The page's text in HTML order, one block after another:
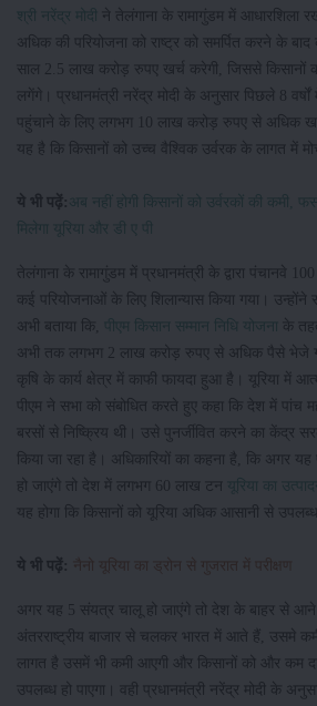
श्री नरेंद्र मोदी ने तेलंगाना के रामागुंडम में
अधिक की परियोजना को राष्ट्र को समर्पित करने के
साल 2.5 लाख करोड़ रुपए खर्च करेगी, जिससे किसानों
लगेंगे। प्रधानमंत्री नरेंद्र मोदी के अनुसार पिछले 8 वर्षों में
पहुंचाने के लिए लगभग 10 लाख करोड़ रुपए से अधिक
यह है कि किसानों को उच्च वैश्विक उर्वरक के लागत में
ये भी पढ़ें:
अब नहीं होगी किसानों को उर्वरकों की कमी,
मिलेगा यूरिया और डी ए पी
तेलंगाना के रामागुंडम में प्रधानमंत्री के द्वारा पंचानवे
कई परियोजनाओं के लिए शिलान्यास किया गया। उन्होंने
अभी बताया कि,
पीएम किसान सम्मान निधि योजना
के
अभी तक लगभग 2 लाख करोड़ रुपए से अधिक पैसे भेजे
कृषि के कार्य क्षेत्र में काफी फायदा हुआ है। यूरिया में
पीएम ने सभा को संबोधित करते हुए कहा कि देश में पांच
बरसों से निष्क्रिय थी। उसे पुनर्जीवित करने का केंद्र
किया जा रहा है। अधिकारियों का कहना है, कि अगर
हो जाएंगे तो देश में लगभग 60 लाख टन यूरिया का
यह होगा कि किसानों को यूरिया अधिक आसानी से उपलब्ध
ये भी पढ़ें: नैनो यूरिया का ड्रोन से गुजरात में परीक्षण
अगर यह 5 संयत्र चालू हो जाएंगे तो देश के बाहर से आने
अंतरराष्ट्रीय बाजार से चलकर भारत में आते हैं, उसमे
लागत है उसमें भी कमी आएगी और किसानों को और कम
उपलब्ध हो पाएगा। वही प्रधानमंत्री नरेंद्र मोदी के